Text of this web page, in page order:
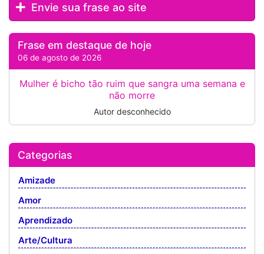
Envie sua frase ao site
Frase em destaque de hoje
06 de agosto de 2026
Mulher é bicho tão ruim que sangra uma semana e
não morre
Autor desconhecido
Categorias
Amizade
Amor
Aprendizado
Arte/Cultura